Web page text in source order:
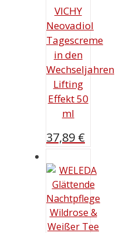
VICHY
Neovadiol
Tagescreme
in den
Wechseljahren
Lifting
Effekt 50
ml
37,89 €